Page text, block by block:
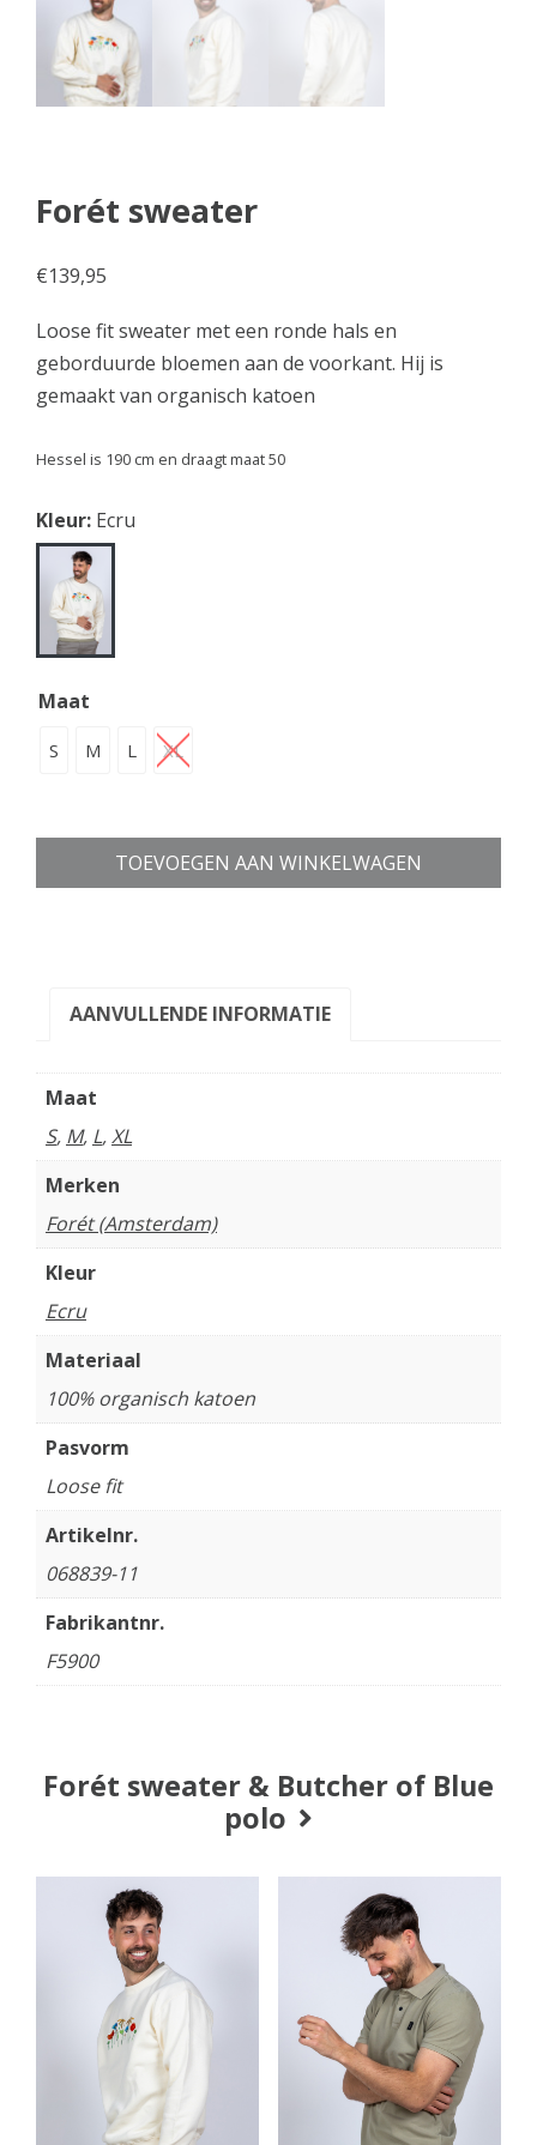
Forét sweater
€139,95
Loose fit sweater met een ronde hals en
geborduurde bloemen aan de voorkant. Hij is
gemaakt van organisch katoen
Hessel is 190 cm en draagt maat 50
Kleur: Ecru
Maat
S M L XL
TOEVOEGEN AAN WINKELWAGEN
AANVULLENDE INFORMATIE
Maat
S, M, L,XL
Merken
Forét (Amsterdam)
Kleur
Ecru
Materiaal
100% organisch katoen
Pasvorm
Loose fit
Artikelnr.
068839-11
Fabrikantnr.
F5900
Forét sweater & Butcher of Blue
polo